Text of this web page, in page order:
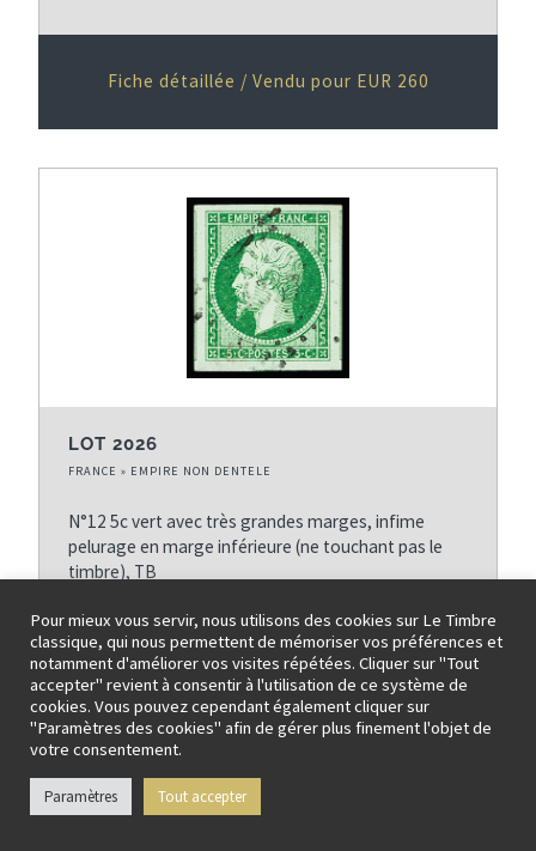
Fiche détaillée / Vendu pour EUR 260
LOT 2026
FRANCE » EMPIRE NON DENTELE
N°12 5c vert avec très grandes marges, infime
pelurage en marge inférieure (ne touchant pas le
timbre), TB
Prix de départ: 50 EUR
Fiche détaillée / Vendu pour EUR 30
Pour mieux vous servir, nous utilisons des cookies sur Le Timbre
classique, qui nous permettent de mémoriser vos préférences et
notamment d'améliorer vos visites répétées. Cliquer sur "Tout
accepter" revient à consentir à l'utilisation de ce système de
cookies. Vous pouvez cependant également cliquer sur
"Paramètres des cookies" afin de gérer plus finement l'objet de
votre consentement.
Paramètres Tout accepter